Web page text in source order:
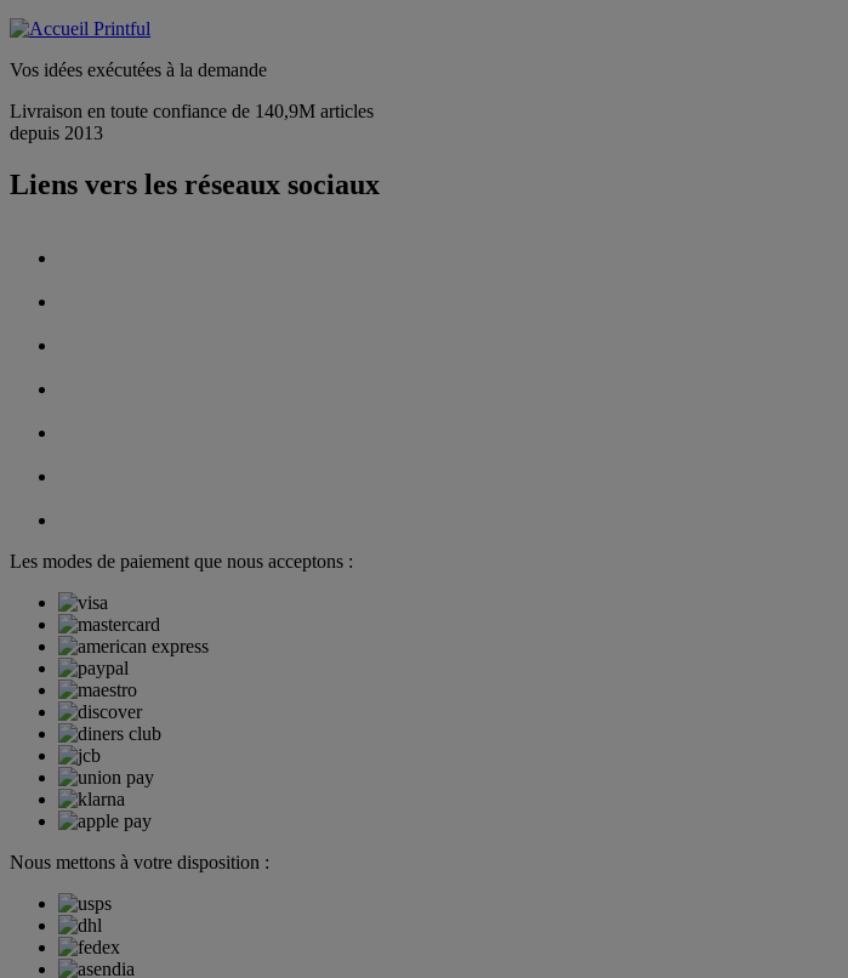
Vos idées exécutées à la demande
Livraison en toute confiance de 140,9M articles
depuis 2013
Liens vers les réseaux sociaux
Les modes de paiement que nous acceptons :
Nous mettons à votre disposition :